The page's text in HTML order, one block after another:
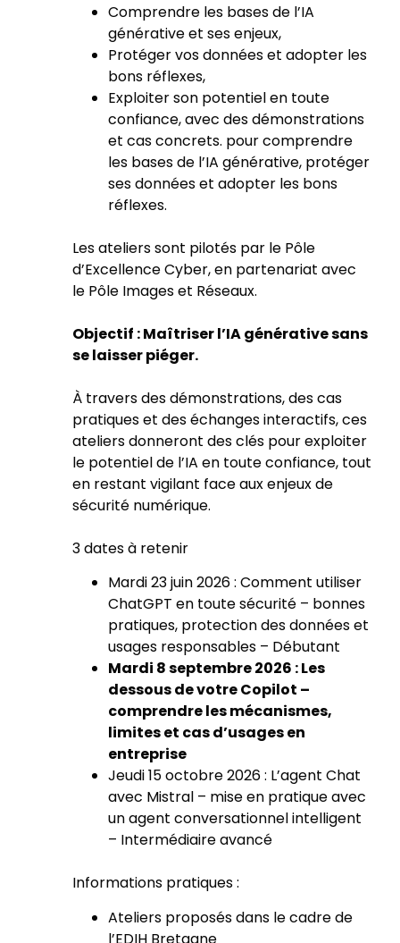
Comprendre les bases de l’IA
générative et ses enjeux,
Protéger vos données et adopter les
bons réflexes,
Exploiter son potentiel en toute
confiance, avec des démonstrations
et cas concrets. pour comprendre
les bases de l’IA générative, protéger
ses données et adopter les bons
réflexes.
Les ateliers sont pilotés par le Pôle
d’Excellence Cyber, en partenariat avec
le Pôle Images et Réseaux.
Objectif : Maîtriser l’IA générative sans
se laisser piéger.
À travers des démonstrations, des cas
pratiques et des échanges interactifs, ces
ateliers donneront des clés pour exploiter
le potentiel de l’IA en toute confiance, tout
en restant vigilant face aux enjeux de
sécurité numérique.
3 dates à retenir
Mardi 23 juin 2026 : Comment utiliser
ChatGPT en toute sécurité – bonnes
pratiques, protection des données et
usages responsables – Débutant
Mardi 8 septembre 2026 : Les
dessous de votre Copilot –
comprendre les mécanismes,
limites et cas d’usages en
entreprise
Jeudi 15 octobre 2026 : L’agent Chat
avec Mistral – mise en pratique avec
un agent conversationnel intelligent
– Intermédiaire avancé
Informations pratiques :
Ateliers proposés dans le cadre de
l’EDIH Bretagne